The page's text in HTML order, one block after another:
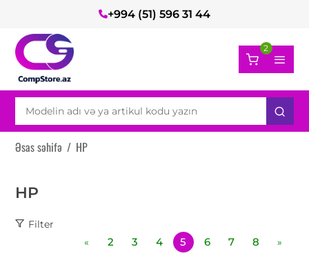
+994 (51) 596 31 44
2
Əsas səhifə / HP
HP
Filter
«
2 3 4 5 6 7 8 »